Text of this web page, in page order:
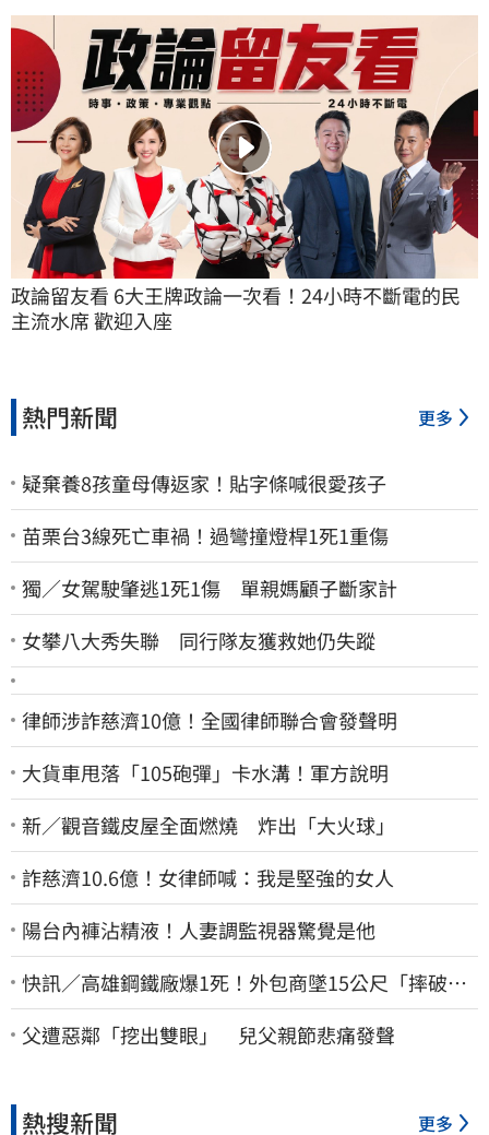
政論留友看 6大王牌政論一次看！24小時不斷電的民
主流水席 歡迎入座
熱門新聞 更多
疑棄養8孩童母傳返家！貼字條喊很愛孩子
苗栗台3線死亡車禍！過彎撞燈桿1死1重傷
獨／女駕駛肇逃1死1傷 單親媽顧子斷家計
女攀八大秀失聯 同行隊友獲救她仍失蹤
律師涉詐慈濟10億！全國律師聯合會發聲明
大貨車甩落「105砲彈」卡水溝！軍方說明
新／觀音鐵皮屋全面燃燒 炸出「大火球」
詐慈濟10.6億！女律師喊：我是堅強的女人
陽台內褲沾精液！人妻調監視器驚覺是他
快訊／高雄鋼鐵廠爆1死！外包商墜15公尺「摔破頭
亡」
父遭惡鄰「挖出雙眼」 兒父親節悲痛發聲
熱搜新聞 更多